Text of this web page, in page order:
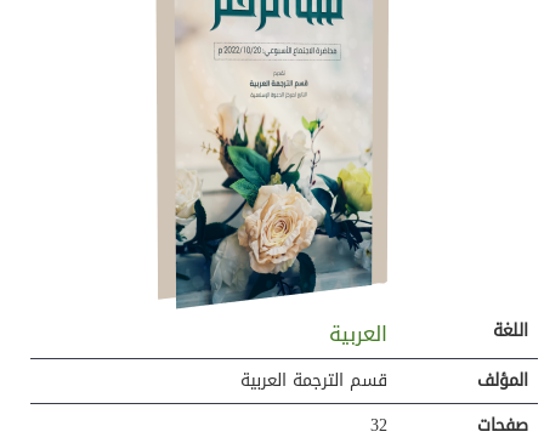
اللغة العربية
المؤلف
قسم الترجمة العربية
صفحات
32